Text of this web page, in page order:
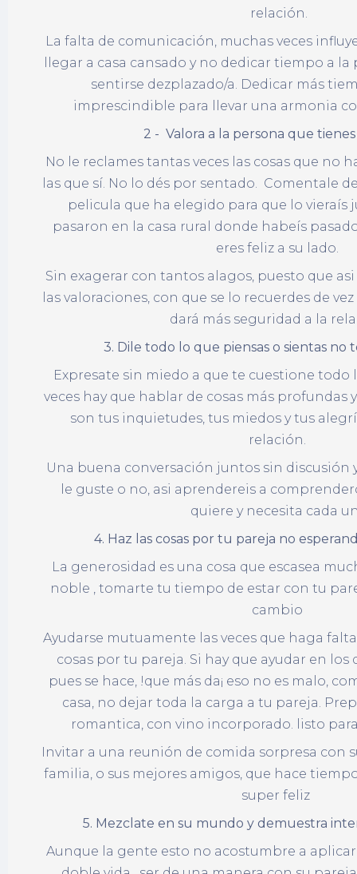
relación.
La falta de comunicación, muchas veces
llegar a casa cansado y no dedicar tiempo a la
sentirse dezplazado/a. Dedicar más
imprescindible para llevar una
2 - Valora a la persona que
No le reclames tantas veces las cosas que no
las que sí. No lo dés por sentado. Comentale
pelicula que ha elegido para que lo vieraís
pasaron en la casa rural donde habeís
eres feliz a su lado.
Sin exagerar con tantos alagos, puesto que
las valoraciones, con que se lo recuerdes de
dará más seguridad a la
3. Dile todo lo que piensas o sientas no
Expresate sin miedo a que te cuestione todo
veces hay que hablar de cosas más profundas
son tus inquietudes, tus miedos y tus
relación.
Una buena conversación juntos sin discusión
le guste o no, asi aprendereis a
quiere y necesita cada
4. Haz las cosas por tu pareja no
La generosidad es una cosa que escasea
noble , tomarte tu tiempo de estar con tu
cambio
Ayudarse mutuamente las veces que haga
cosas por tu pareja. Si hay que ayudar en los
pues se hace, !que más da¡ eso no es malo,
casa, no dejar toda la carga a tu pareja.
romantica, con vino incorporado. listo
Invitar a una reunión de comida sorpresa con
familia, o sus mejores amigos, que hace
super feliz
5. Mezclate en su mundo y
Aunque la gente esto no acostumbre a